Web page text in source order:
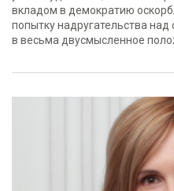
вкладом в демократию
попытку надругательства
в весьма двусмысленное